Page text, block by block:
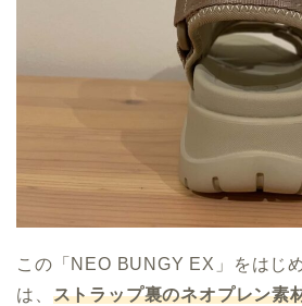
この「NEO BUNGY EX」をはじ
は、 ストラップ裏のネオプレン素